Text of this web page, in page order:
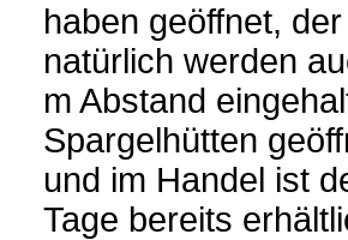
haben geöffnet,
natürlich werden
m Abstand
Spargelhütten
und im Handel ist
Tage bereits